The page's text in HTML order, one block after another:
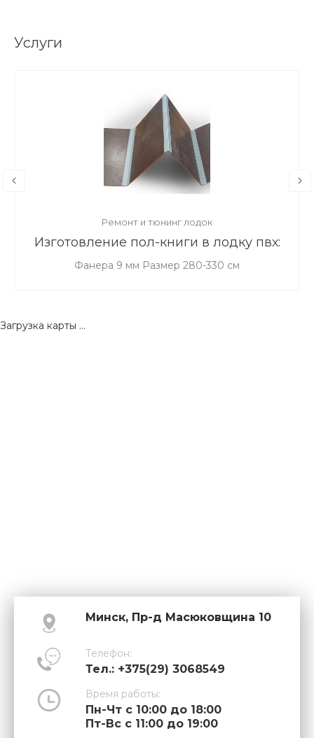
Услуги
Ремонт и тюнинг лодок
Изготовление пол-книги в лодку пвх:
фанера 9 мм 280-330
Фанера 9 мм Размер 280-330 см
Загрузка карты ...
Минск, Пр-д Масюковщина 10
Телефон:
Тел.: +375(29) 3068549
Время работы:
Пн-Чт с 10:00 до 18:00
Пт-Вс с 11:00 до 19:00